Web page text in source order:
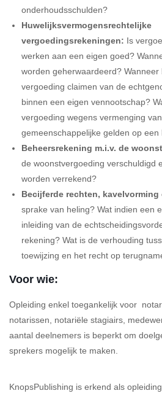
onderhoudsschulden?
Huwelijksvermogensrechtelijke
vergoedingsrekeningen: Is
werken aan een eigen goed?
worden geherwaardeerd?
vergoeding claimen van de
binnen een eigen vennootschap?
vergoeding wegens vermenging
gemeenschappelijke gelden op een
Beheersrekening m.i.v. de
de woonstvergoeding verschuldigd
worden verrekend?
Becijferde rechten, kavelvorming
sprake van heling? Wat indien een
inleiding van de
rekening? Wat is de verhouding
toewijzing en het recht op
Voor wie:
Opleiding enkel toegankelijk voor
notarissen, notariële stagiairs,
aantal deelnemers is beperkt om
sprekers mogelijk te maken.
KnopsPublishing is erkend als